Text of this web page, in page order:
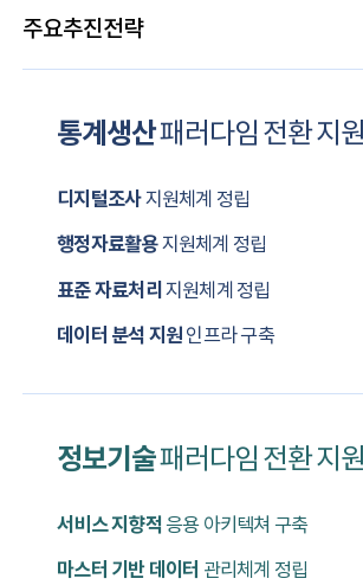
주요추진전략
통계생산패러다임 전환지
디지털조사지원체계 정립
행정자료활용지원체계 정립
표준 자료처리 지원체계 정립
데이터 분석 지원 인프라 구축
정보기술패러다임 전환지
서비스 지향적 응용 아키텍쳐 구축
마스터 기반 데이터 관리체계 정립